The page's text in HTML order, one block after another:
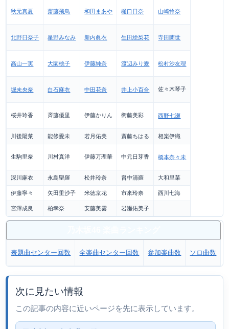
秋元真夏 齋藤飛鳥 和田まあや 樋口日奈 山崎怜奈
北野日奈子 星野みなみ 新内眞衣 生田絵梨花 寺田蘭世
高山一実 大園桃子 伊藤純奈 渡辺みり愛 松村沙友理
堀未央奈 白石麻衣 中田花奈 井上小百合 佐々木琴子
桜井玲香 斉藤優里 伊藤かりん 衛藤美彩 西野七瀬
川後陽菜 能條愛未 若月佑美 斎藤ちはる 相楽伊織
生駒里奈 川村真洋 伊藤万理華 中元日芽香 橋本奈々未
深川麻衣 永島聖羅 松井玲奈 畠中清羅 大和里菜
伊藤寧々 矢田里沙子 米徳京花 市來玲奈 西川七海
宮澤成良 柏幸奈 安藤美雲 岩瀬佑美子
表題曲センター回数 全楽曲センター回数 参加楽曲数 ソロ曲数
次に見たい情報
この記事の内容に近いページを先に表示しています。